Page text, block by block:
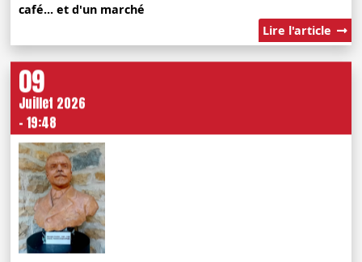
café... et d'un marché
Lire l'article
09
Juillet 2026
- 19:48